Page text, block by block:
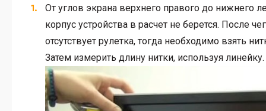
От углов экрана верхнего правого до нижнего
корпус устройства в расчет не берется. После
отсутствует рулетка, тогда необходимо взять
Затем измерить длину нитки, используя линейку.